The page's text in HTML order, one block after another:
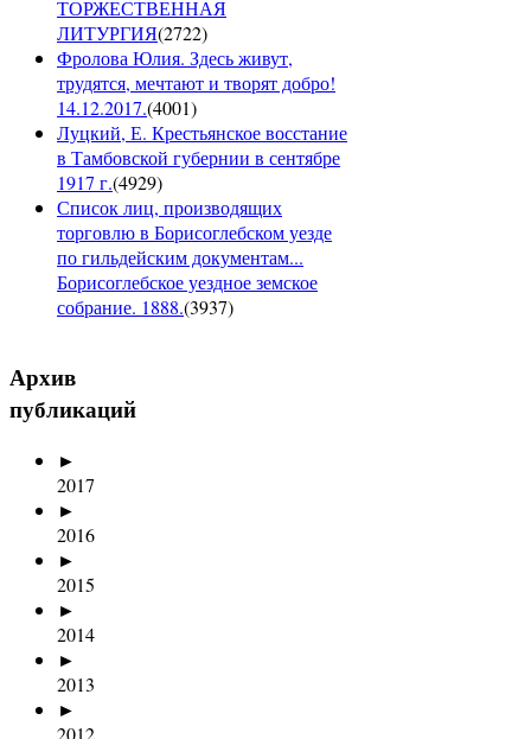
ТОРЖЕСТВЕННАЯ
ЛИТУРГИЯ(2722)
Фролова Юлия. Здесь живут,
трудятся, мечтают и творят добро!
14.12.2017.(4001)
Луцкий, Е. Крестьянское восстание
в Тамбовской губернии в сентябре
1917 г.(4929)
Список лиц, производящих
торговлю в Борисоглебском уезде
по гильдейским документам...
Борисоглебское уездное земское
собрание. 1888.(3937)
Архив
публикаций
►
2017
►
2016
►
2015
►
2014
►
2013
►
2012